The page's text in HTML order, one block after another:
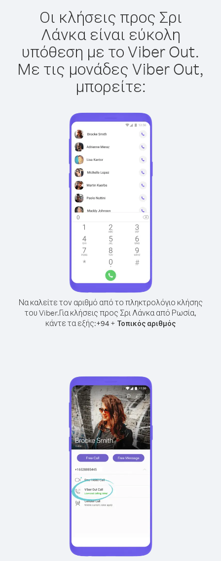
Οι κλήσεις προς Σρι
Λάνκα είναι εύκολη
υπόθεση με το Viber Out.
Με τις μονάδες Viber Out,
μπορείτε:
Να καλείτε τον αριθμό από το πληκτρολόγιο κλήσης
του Viber.Για κλήσεις προς Σρι Λάνκα από Ρωσία,
κάντε τα εξής:+94 + Τοπικός αριθμός